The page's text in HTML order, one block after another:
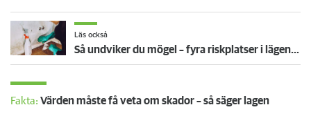
Läs också
Så undviker du mögel – fyra riskplatser i lägenheten: ”Måste städa bort”
Fakta: Värden måste få veta om skador – så säger lagen